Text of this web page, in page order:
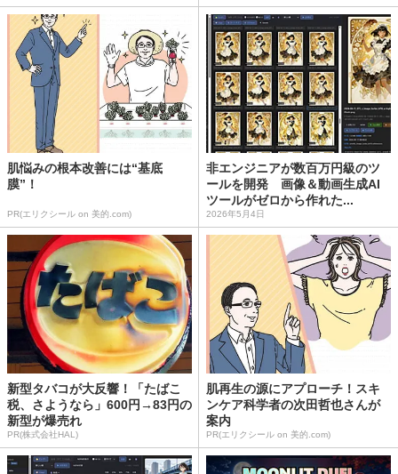
肌悩みの根本改善には“基底
膜”！
PR(エリクシール on 美的.com)
非エンジニアが数百万円級のツ
ールを開発 画像＆動画生成AI
ツールがゼロから作れた...
2026年5月4日
新型タバコが大反響！「たばこ
税、さようなら」600円→83円の
新型が爆売れ
PR(株式会社HAL)
肌再生の源にアプローチ！スキ
ンケア科学者の次田哲也さんが
案内
PR(エリクシール on 美的.com)